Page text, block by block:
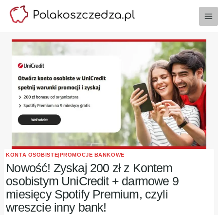
Przejdź
KONTA OSOBISTE|PROMOCJE BANKOWE
Nowość! Zyskaj 200 zł z Kontem
osobistym UniCredit + darmowe 9
miesięcy Spotify Premium, czyli
wreszcie inny bank!